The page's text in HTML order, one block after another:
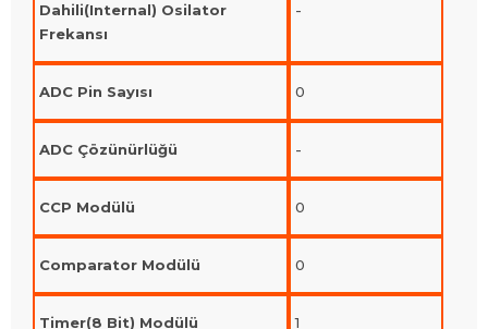
Dahili(Internal) Osilator
Frekansı
-
ADC Pin Sayısı 0
ADC Çözünürlüğü -
CCP Modülü 0
Comparator Modülü 0
Timer(8 Bit) Modülü 1